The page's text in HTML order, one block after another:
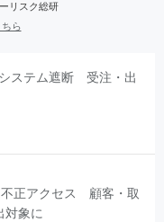
リスク総研
ら
ステム遮断 受注・出
正アクセス 顧客・取
対象に